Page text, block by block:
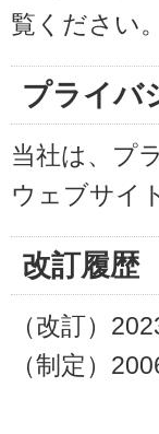
覧ください。
プライバ
当社は、プ
ウェブサイ
改訂履歴
（改訂）
（制定）